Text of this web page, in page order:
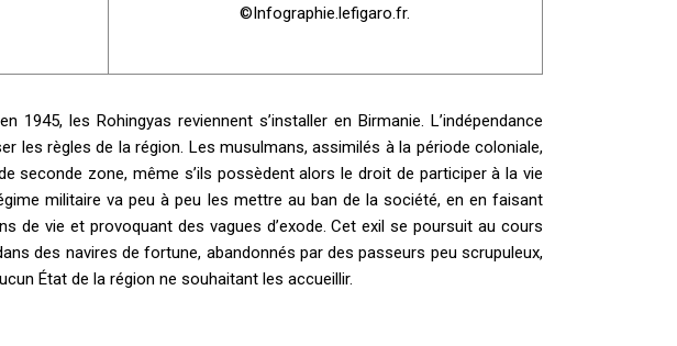
©Infographie.lefigaro.fr.
1945, les Rohingyas reviennent s’installer en Birmanie. L’indépendance
les règles de la région. Les musulmans, assimilés à la période coloniale,
seconde zone, même s’ils possèdent alors le droit de participer à la vie
militaire va peu à peu les mettre au ban de la société, en en faisant
de vie et provoquant des vagues d’exode. Cet exil se poursuit au cours
des navires de fortune, abandonnés par des passeurs peu scrupuleux,
État de la région ne souhaitant les accueillir.